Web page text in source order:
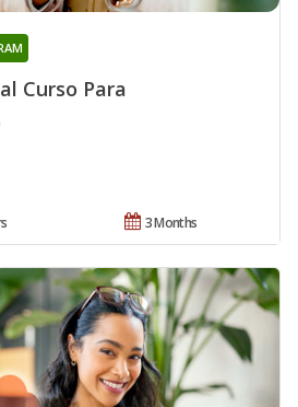
Curso Para
3 Months